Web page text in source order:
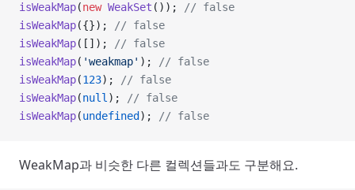
isWeakMap(new WeakSet ());
// false
isWeakMap({});
// false
isWeakMap([]);
// false
isWeakMap( 'weakmap' );
// false
isWeakMap(123);
// false
isWeakMap(null );
// false
isWeakMap(undefined ); // false
WeakMap과 비슷한 다른 컬렉션들과도 구분해요.